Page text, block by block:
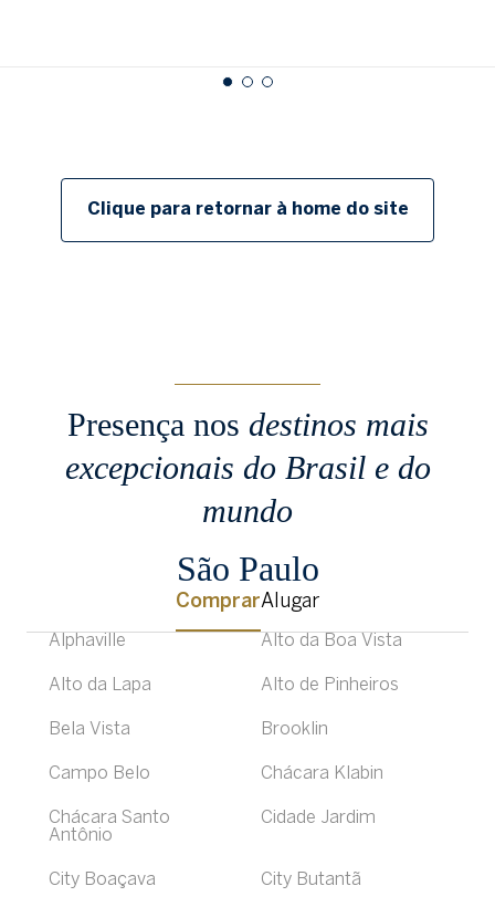
Clique para retornar à home do site
Presença nos destinos mais
excepcionais do Brasil e do
mundo
São Paulo
ComprarAlugar
Alphaville Alto da Boa Vista
Alto da Lapa Alto de Pinheiros
Bela Vista Brooklin
Campo Belo Chácara Klabin
Chácara Santo
Antônio
Cidade Jardim
City Boaçava City Butantã